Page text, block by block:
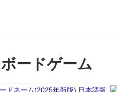
ードゲーム